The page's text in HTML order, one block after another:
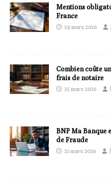
Mentions
France
29 mars 2026
Combien coûte
frais de notaire
25 mars 2026
BNP Ma Banque
de Fraude
21 mars 2026